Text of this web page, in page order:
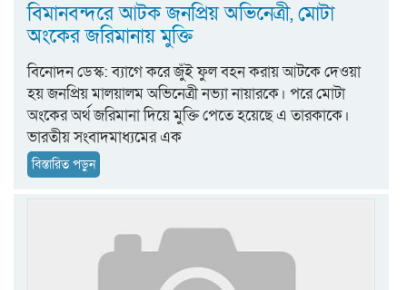
বিমানবন্দরে আটক জনপ্রিয় অভিনেত্রী, মোটা
অংকের জরিমানায় মুক্তি
বিনোদন ডেস্ক: ব্যাগে করে জুঁই ফুল বহন করায় আটকে দেওয়া
হয় জনপ্রিয় মালয়ালম অভিনেত্রী নভ্যা নায়ারকে। পরে মোটা
অংকের অর্থ জরিমানা দিয়ে মুক্তি পেতে হয়েছে এ তারকাকে।
ভারতীয় সংবাদমাধ্যমের এক
বিস্তারিত পড়ুন